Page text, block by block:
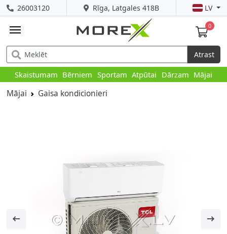
Rīga, Latgales 418B
26003120 LV
0
Atrast
Skaistumam Bērniem Sportam Atpūtai Dārzam Mājai
Mājai Gaisa kondicionieri